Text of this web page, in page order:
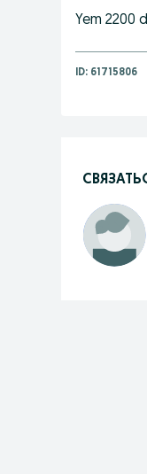
Yem 2200
ID: 61715806